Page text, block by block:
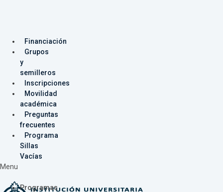
Financiación
Grupos
y
semilleros
Inscripciones
Movilidad
académica
Preguntas
frecuentes
Programa
Sillas
Vacías
Menu
Programas